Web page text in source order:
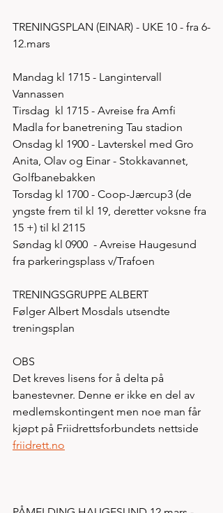
TRENINGSPLAN (EINAR) - UKE 10 - fra 6-
12.mars
Mandag kl 1715 - Langintervall
Vannassen
Tirsdag  kl 1715 - Avreise fra Amfi
Madla for banetrening Tau stadion
Onsdag kl 1900 - Lavterskel med Gro
Anita, Olav og Einar - Stokkavannet,
Golfbanebakken
Torsdag kl 1700 - Coop-Jærcup3 (de
yngste frem til kl 19, deretter voksne fra
15 +) til kl 2115
Søndag kl 0900  - Avreise Haugesund
fra parkeringsplass v/Trafoen
TRENINGSGRUPPE ALBERT
Følger Albert Mosdals utsendte
treningsplan
OBS
Det kreves lisens for å delta på
banestevner. Denne er ikke en del av
medlemskontingent men noe man får
kjøpt på Friidrettsforbundets nettside
friidrett.no